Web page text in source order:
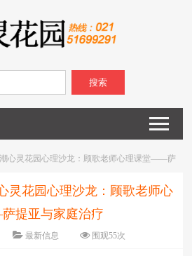
搜索
潮心灵花园心理沙龙：顾歌老师心理课堂――萨
灵花园心理沙龙：顾歌老师心
提亚与家庭治疗
最新信息 围观55次